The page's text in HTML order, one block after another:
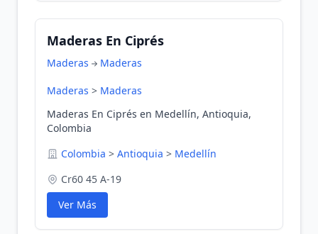
Maderas En Ciprés
Maderas Maderas
Maderas > Maderas
Maderas En Ciprés en Medellín, Antioquia,
Colombia
Colombia > Antioquia > Medellín
Cr60 45 A-19
Ver Más